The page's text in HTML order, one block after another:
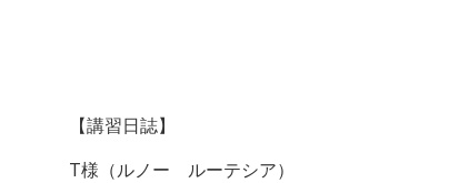
【講習日誌】
T様（ルノー ルーテシア）